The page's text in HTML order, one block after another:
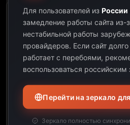
Для пользователей из России
замедление работы сайта из-
нестабильной работы
провайдеров. Если сайт
работает с перебоями,
воспользоваться российским
Перейти на зеркало
Зеркало полностью